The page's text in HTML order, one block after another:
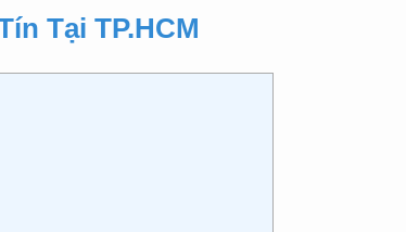
Tại TP.HCM